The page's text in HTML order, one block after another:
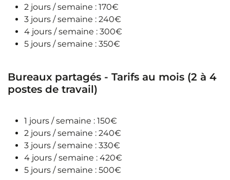
2 jours / semaine : 170€
3 jours / semaine : 240€
4 jours / semaine : 300€
5 jours / semaine : 350€
Bureaux partagés - Tarifs au mois (2 à 4
postes de travail)
1 jours / semaine : 150€
2 jours / semaine : 240€
3 jours / semaine : 330€
4 jours / semaine : 420€
5 jours / semaine : 500€